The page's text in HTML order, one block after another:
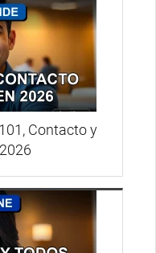
Contacto y